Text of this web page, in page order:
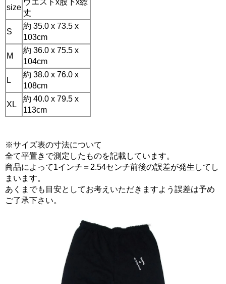
size
丈
S
約 35.0 x 73.5 x
103cm
M
約 36.0 x 75.5 x
104cm
L
約 38.0 x 76.0 x
108cm
XL
約 40.0 x 79.5 x
113cm
※サイズ表の寸法について
全て平置きで測定したものを記載しています。
商品によって1インチ＝2.54センチ前後の誤差が発生してし
まいます。
あくまでも目安としてお考えいただきますよう誤差は予め
ご了承下さい。